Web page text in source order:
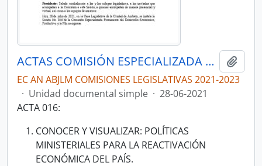
ACTAS COMISIÓN ESPECIALIZADA PERMANENTE DEL DESARROLLO ECONÓMICO, PRODUCTIVO Y LA MICROEMPRESA
EC AN ABJLM COMISIONES LEGISLATIVAS 2021-2023
· Unidad documental simple · 28-06-2021
ACTA 016:
CONOCER Y VISUALIZAR: POLÍTICAS
MINISTERIALES PARA LA REACTIVACIÓN
ECONÓMICA DEL PAÍS.